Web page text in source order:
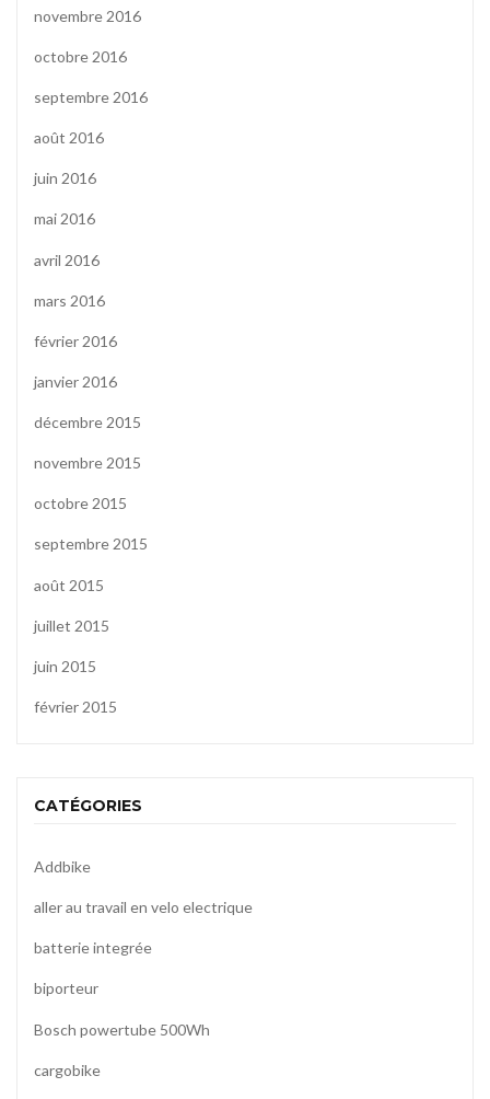
novembre 2016
octobre 2016
septembre 2016
août 2016
juin 2016
mai 2016
avril 2016
mars 2016
février 2016
janvier 2016
décembre 2015
novembre 2015
octobre 2015
septembre 2015
août 2015
juillet 2015
juin 2015
février 2015
CATÉGORIES
Addbike
aller au travail en velo electrique
batterie integrée
biporteur
Bosch powertube 500Wh
cargobike